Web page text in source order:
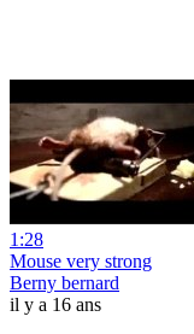
1:28
Mouse very strong
Berny bernard
il y a 16 ans